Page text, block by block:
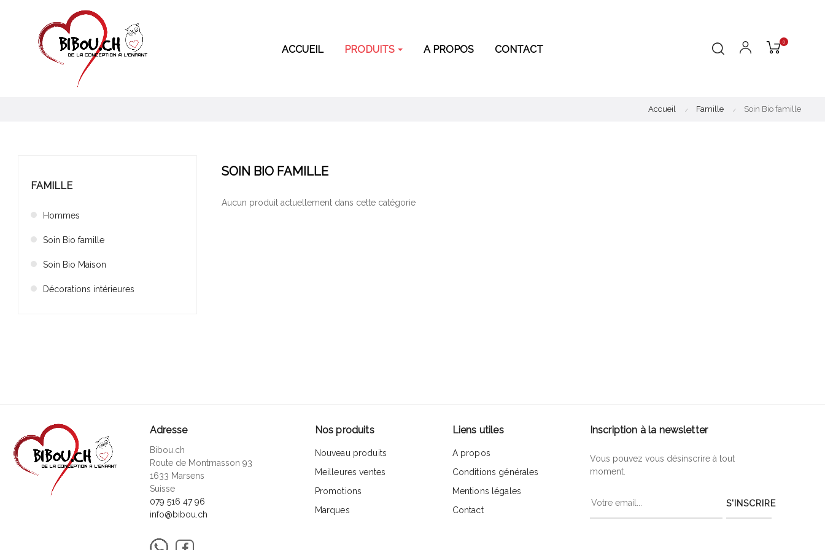
ACCUEIL PRODUITS A PROPOS CONTACT
0
Accueil Famille Soin Bio famille
FAMILLE
Hommes
Soin Bio famille
Soin Bio Maison
Décorations intérieures
SOIN BIO FAMILLE
Aucun produit actuellement dans cette catégorie
Adresse
Bibou.ch
Route de Montmasson 93
1633 Marsens
Suisse
079 516 47 96
info@bibou.ch
Nos produits
Nouveau produits
Meilleures ventes
Promotions
Marques
Liens utiles
A propos
Conditions générales
Mentions légales
Contact
Inscription à la newsletter
Vous pouvez vous désinscrire à tout
moment.
S'INSCRIRE